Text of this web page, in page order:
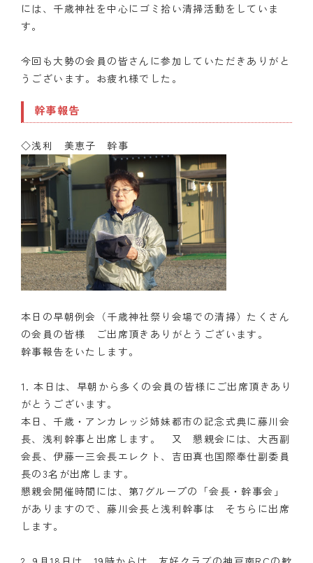
には、千歳神社を中心にゴミ拾い清掃活動をしていま
す。
今回も大勢の会員の皆さんに参加していただきありがと
うございます。お疲れ様でした。
幹事報告
◇浅利 美恵子 幹事
本日の早朝例会（千歳神社祭り会場での清掃）たくさん
の会員の皆様 ご出席頂きありがとうございます。
幹事報告をいたします。
1. 本日は、早朝から多くの会員の皆様にご出席頂きあり
がとうございます。
本日、千歳・アンカレッジ姉妹都市の記念式典に藤川会
長、浅利幹事と出席します。 又 懇親会には、大西副
会長、伊藤一三会長エレクト、吉田真也国際奉仕副委員
長の3名が出席します。
懇親会開催時間には、第7グループの「会長・幹事会」
がありますので、藤川会長と浅利幹事は そちらに出席
します。